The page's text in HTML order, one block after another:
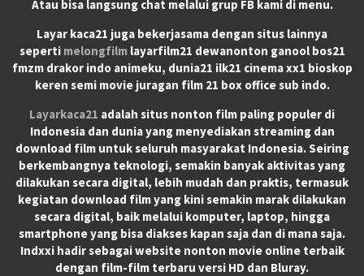
Atau bisa langsung chat melalui grup FB kami di menu.
Layar kaca21 juga bekerjasama dengan situs lainnya
seperti melongfilmlayarfilm21 dewanonton ganool bos21
fmzm drakor indo animeku, dunia21 ilk21 cinema xx1 bioskop
keren semi movie juragan film 21 box office sub indo.
Layarkaca21 adalah situs nonton film paling populer di
Indonesia dan dunia yang menyediakan streaming dan
download film untuk seluruh masyarakat Indonesia. Seiring
berkembangnya teknologi, semakin banyak aktivitas yang
dilakukan secara digital, lebih mudah dan praktis, termasuk
kegiatan download film yang kini semakin marak dilakukan
secara digital, baik melalui komputer, laptop, hingga
smartphone yang bisa diakses kapan saja dan di mana saja.
Indxxi hadir sebagai website nonton movie online terbaik
dengan film-film terbaru versi HD dan Bluray.